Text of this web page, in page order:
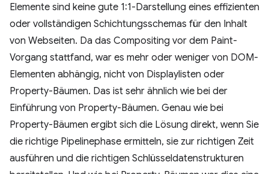
Elemente sind keine gute 1:1-Darstellung eines effizienten
oder vollständigen Schichtungsschemas für den Inhalt
von Webseiten. Da das Compositing vor dem Paint-
Vorgang stattfand, war es mehr oder weniger von DOM-
Elementen abhängig, nicht von Displaylisten oder
Property-Bäumen. Das ist sehr ähnlich wie bei der
Einführung von Property-Bäumen. Genau wie bei
Property-Bäumen ergibt sich die Lösung direkt, wenn Sie
die richtige Pipelinephase ermitteln, sie zur richtigen Zeit
ausführen und die richtigen Schlüsseldatenstrukturen